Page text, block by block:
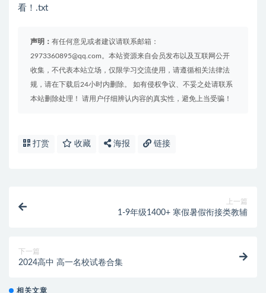
看！.txt
声明： 有任何意见或者建议请联系邮箱：
2973360895@qq.com。本站资源来自会员发布以及互联网公开
收集，不代表本站立场，仅限学习交流使用，请遵循相关法律法
规，请在下载后24小时内删除。 如有侵权争议、不妥之处请联系
本站删除处理！ 请用户仔细辨认内容的真实性，避免上当受骗！
打赏 收藏 海报 链接
上一篇
1-9年级1400+ 寒假暑假衔接类教辅
下一篇
2024高中 高一名校试卷合集
相关文章